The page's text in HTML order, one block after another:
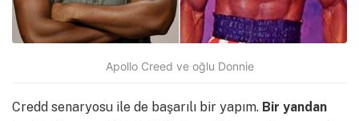
Apollo Creed ve oğlu Donnie
Credd senaryosu ile de başarılı bir yapım. Bir yandan